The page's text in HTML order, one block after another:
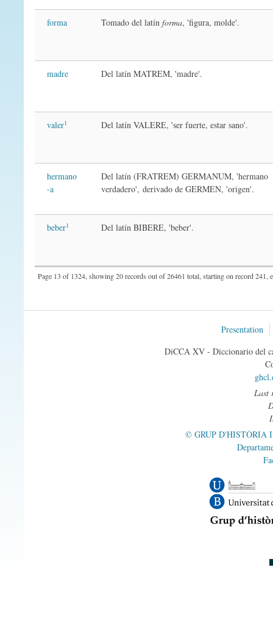
forma Tomado del latínforma, 'figura, molde'.
madre Del latín MATREM, 'madre'.
valer1 Del latín VALERE, 'ser fuerte, estar sano'.
hermano
-a
Del latín (FRATREM) GERMANUM, 'hermano
verdadero',derivado de GERMEN, 'origen'.
beber1 Del latín BIBERE, 'beber'.
Page 13 of 1324, showing 20 records out of 26461 total, starting on record 241,
Presentation
DiCCA XV - Diccionario del
Last
© GRUP D'HISTÒRIA